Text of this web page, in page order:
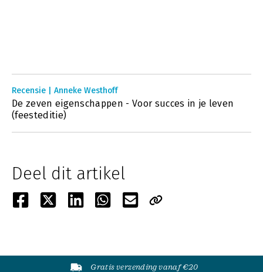
Recensie | Anneke Westhoff
De zeven eigenschappen - Voor succes in je leven
(feesteditie)
Deel dit artikel
Gratis verzending vanaf €20